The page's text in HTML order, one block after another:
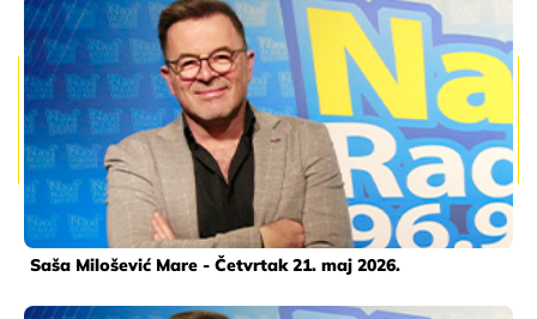
Saša Milošević Mare - Četvrtak 21. maj 2026.